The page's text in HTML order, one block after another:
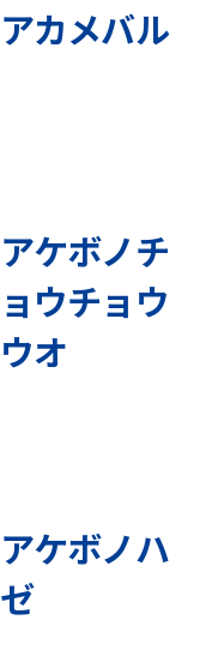
アカメバル
アケボノチ
ョウチョウ
ウオ
アケボノハ
ゼ